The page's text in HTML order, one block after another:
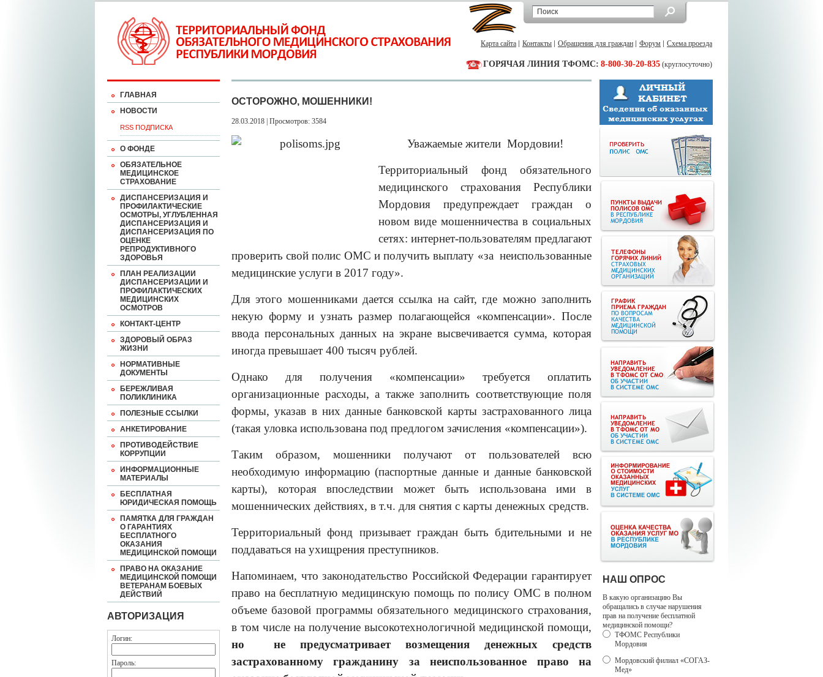
Карта сайта Контакты Обращения для граждан Форум Схема проезда
ГОРЯЧАЯ ЛИНИЯ ТФОМС: 8-800-30-20-835 (круглосуточно)
ГЛАВНАЯ
НОВОСТИ
RSS ПОДПИСКА
О ФОНДЕ
ОБЯЗАТЕЛЬНОЕ
МЕДИЦИНСКОЕ
СТРАХОВАНИЕ
ДИСПАНСЕРИЗАЦИЯ И
ПРОФИЛАКТИЧЕСКИЕ
ОСМОТРЫ, УГЛУБЛЕННАЯ
ДИСПАНСЕРИЗАЦИЯ И
ДИСПАНСЕРИЗАЦИЯ ПО
ОЦЕНКЕ
РЕПРОДУКТИВНОГО
ЗДОРОВЬЯ
ПЛАН РЕАЛИЗАЦИИ
ДИСПАНСЕРИЗАЦИИ И
ПРОФИЛАКТИЧЕСКИХ
МЕДИЦИНСКИХ
ОСМОТРОВ
КОНТАКТ-ЦЕНТР
ЗДОРОВЫЙ ОБРАЗ
ЖИЗНИ
НОРМАТИВНЫЕ
ДОКУМЕНТЫ
БЕРЕЖЛИВАЯ
ПОЛИКЛИНИКА
ПОЛЕЗНЫЕ ССЫЛКИ
АНКЕТИРОВАНИЕ
ПРОТИВОДЕЙСТВИЕ
КОРРУПЦИИ
ИНФОРМАЦИОННЫЕ
МАТЕРИАЛЫ
БЕСПЛАТНАЯ
ЮРИДИЧЕСКАЯ ПОМОЩЬ
ПАМЯТКА ДЛЯ ГРАЖДАН
О ГАРАНТИЯХ
БЕСПЛАТНОГО
ОКАЗАНИЯ
МЕДИЦИНСКОЙ ПОМОЩИ
ПРАВО НА ОКАЗАНИЕ
МЕДИЦИНСКОЙ ПОМОЩИ
ВЕТЕРАНАМ БОЕВЫХ
ДЕЙСТВИЙ
АВТОРИЗАЦИЯ
Логин:
Пароль:
ОСТОРОЖНО, МОШЕННИКИ!
28.03.2018 | Просмотров: 3584
Уважаемые жители Мордовии!
Территориальный фонд обязательного
медицинского страхования Республики
Мордовия предупреждает граждан о
новом виде мошенничества в социальных
сетях: интернет-пользователям предлагают
проверить свой полис ОМС и получить выплату «за неиспользованные
медицинские услуги в 2017 году».
Для этого мошенниками дается ссылка на сайт, где можно заполнить
некую форму и узнать размер полагающейся «компенсации». После
ввода персональных данных на экране высвечивается сумма, которая
иногда превышает 400 тысяч рублей.
Однако для получения «компенсации» требуется оплатить
организационные расходы, а также заполнить соответствующие поля
формы, указав в них данные банковской карты застрахованного лица
(такая уловка использована под предлогом зачисления «компенсации»).
Таким образом, мошенники получают от пользователей всю
необходимую информацию (паспортные данные и данные банковской
карты), которая впоследствии может быть использована ими в
мошеннических действиях, в т.ч. для снятия с карты денежных средств.
Территориальный фонд призывает граждан быть бдительными и не
поддаваться на ухищрения преступников.
Напоминаем, что законодательство Российской Федерации гарантирует
право на бесплатную медицинскую помощь по полису ОМС в полном
объеме базовой программы обязательного медицинского страхования,
в том числе на получение высокотехнологичной медицинской помощи,
но
не предусматривает возмещения денежных средств
застрахованному гражданину за неиспользованное право на
НАШ ОПРОС
В какую организацию Вы
обращались в случае нарушения
прав на получение бесплатной
медицинской помощи?
ТФОМС Республики
Мордовия
Мордовский филиал «СОГАЗ-
Мед»